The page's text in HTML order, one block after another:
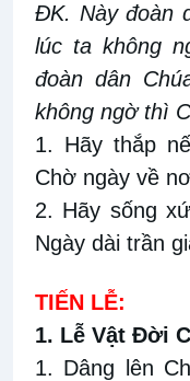
ĐK. Này đoàn
lúc ta không
đoàn dân
không ngờ thì
1. Hãy thắp
Chờ ngày về
2. Hãy sống
Ngày dài trần
TIẾN LỄ:
1. Lễ Vật Đời
1. Dâng lên